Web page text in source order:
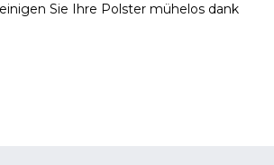
Sie Ihre Polster mühelos dank